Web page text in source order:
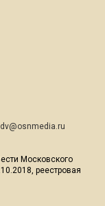
Московского
реестровая